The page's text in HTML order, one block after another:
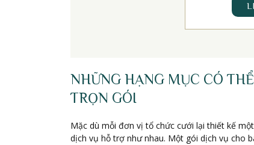
NHỮNG HẠNG MỤC CÓ
TRỌN GÓI
Mặc dù mỗi đơn vị tổ chức cưới lại thiết kế
dịch vụ hỗ trợ như nhau. Một gói dịch vụ cho